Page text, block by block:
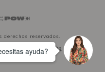
derechos reservados.
Términos y condiciones